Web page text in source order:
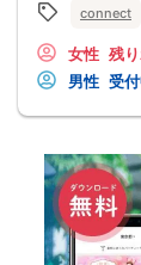
connect
女性 残
男性 受